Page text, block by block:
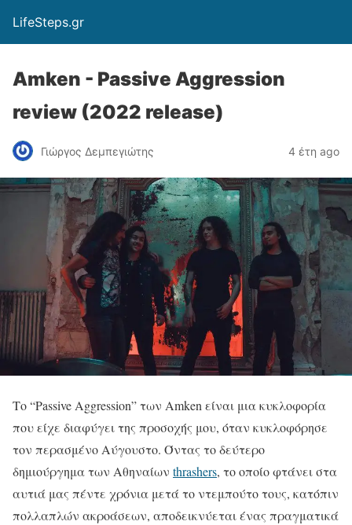
LifeSteps.gr
Amken - Passive Aggression
review (2022 release)
Γιώργος Δεμπεγιώτης 4 έτη ago
Το “Passive Aggression” των Amken είναι μια κυκλοφορία
που είχε διαφύγει της προσοχής μου, όταν κυκλοφόρησε
τον περασμένο Αύγουστο. Όντας το δεύτερο
δημιούργημα των Αθηναίων thrashers, το οποίο φτάνει στα
αυτιά μας πέντε χρόνια μετά το ντεμπούτο τους, κατόπιν
πολλαπλών ακροάσεων, αποδεικνύεται ένας πραγματικά